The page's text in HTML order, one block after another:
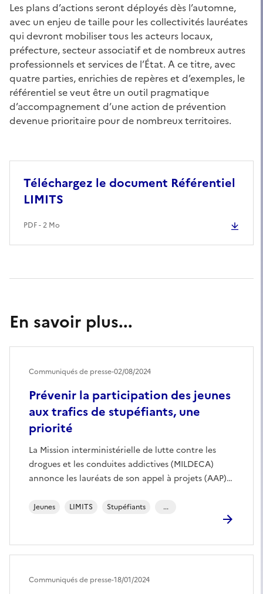
Les plans d’actions seront déployés dès l’automne,
avec un enjeu de taille pour les collectivités lauréates
qui devront mobiliser tous les acteurs locaux,
préfecture, secteur associatif et de nombreux autres
professionnels et services de l’État. A ce titre, avec
quatre parties, enrichies de repères et d’exemples, le
référentiel se veut être un outil pragmatique
d’accompagnement d’une action de prévention
devenue prioritaire pour de nombreux territoires.
Téléchargez le document Référentiel
LIMITS
PDF - 2 Mo
En savoir plus...
Prévenir la participation des jeunes
aux trafics de stupéfiants, une
priorité
La Mission interministérielle de lutte contre les
drogues et les conduites addictives (MILDECA)
annonce les lauréats de son appel à projets (AAP)…
Communiqués de presse-02/08/2024
Jeunes LIMITS Stupéfiants ...
Communiqués de presse-18/01/2024